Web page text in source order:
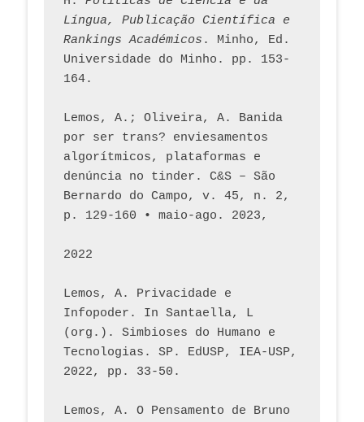
Língua, Publicação Científica e
Rankings Académicos . Minho, Ed.
Universidade do Minho. pp. 153-
164.
Lemos, A.; Oliveira, A. Banida
por ser trans? enviesamentos
algorítmicos, plataformas e
denúncia no tinder. C&S – São
Bernardo do Campo, v. 45, n. 2,
p. 129-160 • maio-ago. 2023,
2022
Lemos, A. Privacidade e
Infopoder. In Santaella, L
(org.). Simbioses do Humano e
Tecnologias. SP. EdUSP, IEA-USP,
2022, pp. 33-50.
Lemos, A. O Pensamento de Bruno